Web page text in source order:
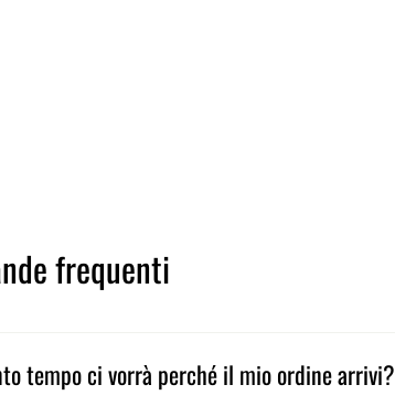
frequenti
tempo ci vorrà perché il mio ordine arrivi?